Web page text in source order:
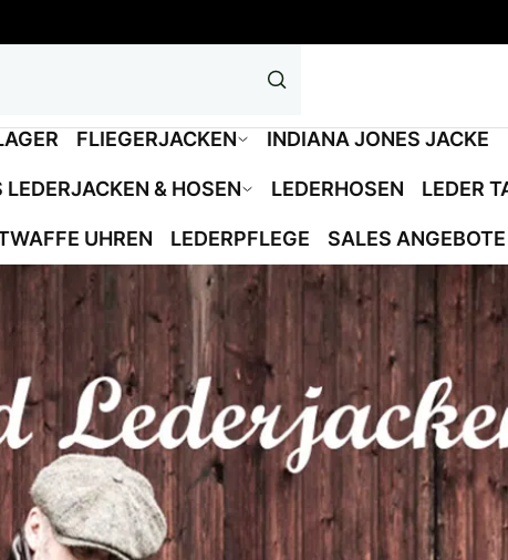
FLIEGERJACKEN INDIANA JONES JACKE
LEDERJACKEN & HOSEN LEDERHOSEN LEDER
UHREN LEDERPFLEGE SALES ANGEBOTE